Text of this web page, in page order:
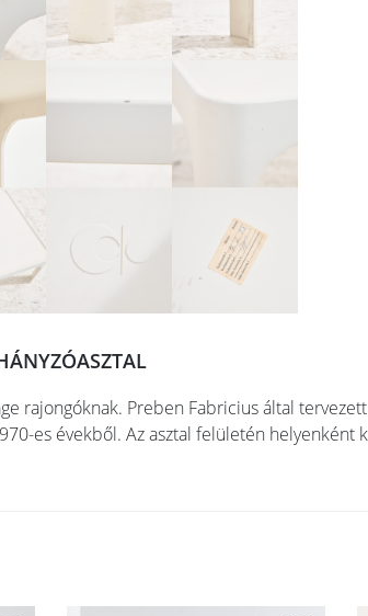
rajongóknak. Preben Fabricius által
es évekből. Az asztal felületén helyenként